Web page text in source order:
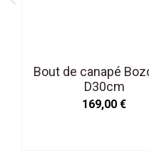
Bout de canapé
D30cm
169,00 €